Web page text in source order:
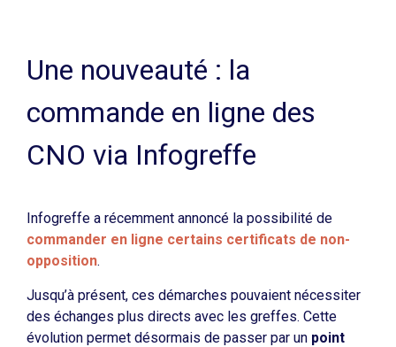
Une nouveauté : la
commande en ligne des
CNO via Infogreffe
Infogreffe a récemment annoncé la possibilité de
commander en ligne certains certificats de non-
opposition.
Jusqu’à présent, ces démarches pouvaient nécessiter
des échanges plus directs avec les greffes. Cette
évolution permet désormais de passer par un point